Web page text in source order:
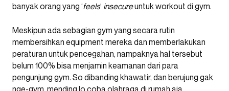
banyak orang yang ‘feels‘ insecureuntuk workout di gym.
Meskipun ada sebagian gym yang secara rutin
membersihkan equipment mereka dan memberlakukan
peraturan untuk pencegahan, nampaknya hal tersebut
belum 100% bisa menjamin keamanan dari para
pengunjung gym. So dibanding khawatir, dan berujung gak
nge-gym, mending lo coba olahraga di rumah aja.